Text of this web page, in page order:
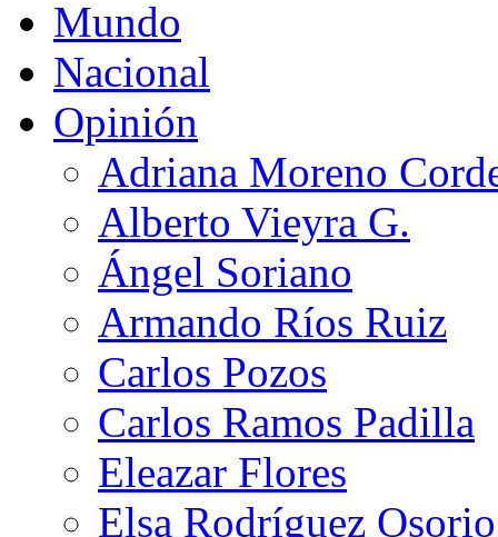
Mundo
Nacional
Opinión
Adriana Moreno
Alberto Vieyra G.
Ángel Soriano
Armando Ríos Ruiz
Carlos Pozos
Carlos Ramos Padilla
Eleazar Flores
Elsa Rodríguez Osorio